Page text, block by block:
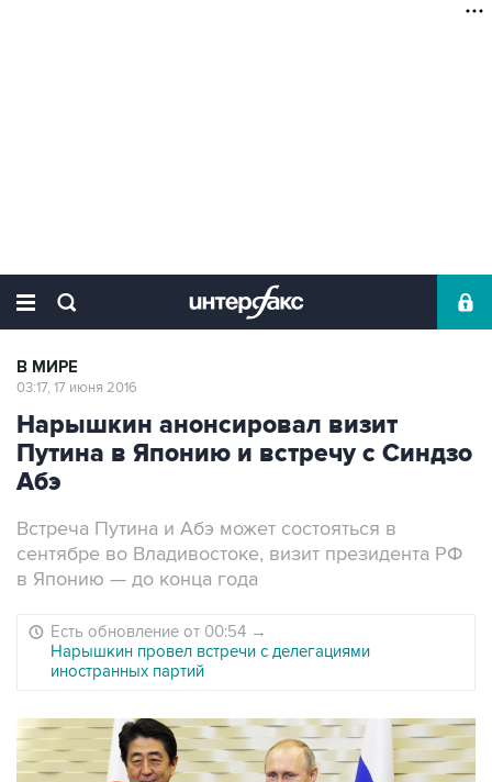
В МИРЕ
03:17, 17 июня 2016
Нарышкин анонсировал визит
Путина в Японию и встречу с Синдзо
Абэ
Встреча Путина и Абэ может состояться в
сентябре во Владивостоке, визит президента РФ
в Японию — до конца года
Есть обновление от 00:54 →
Нарышкин провел встречи с делегациями
иностранных партий